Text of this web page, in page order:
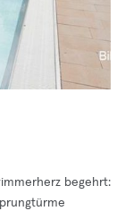
begehrt: